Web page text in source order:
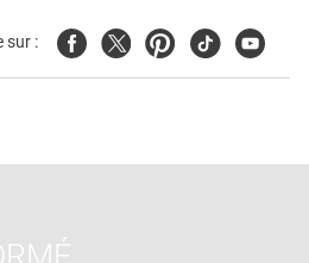
sur : FacebookTwitterPinterest
TiktokYoutube